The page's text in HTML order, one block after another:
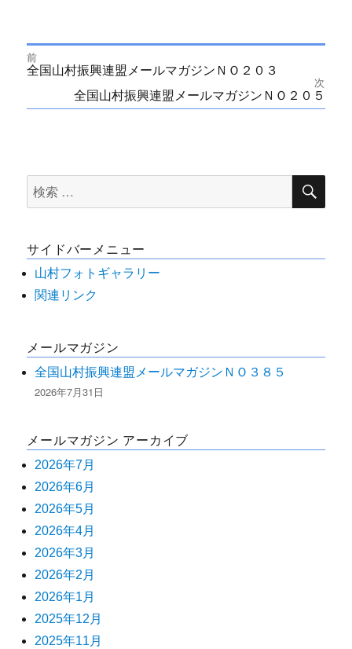
投
稿
ゲ
シ
ョ
前
Previous
post:
全国山村振興連盟メールマガジンＮＯ２０３
次
post:
全国山村振興連盟メールマガジンＮＯ２０５
検
索
象:
検
サイドバーメニュー
山村フォトギャラリー
関連リンク
メールマガジン
全国山村振興連盟メールマガジンＮＯ３８５
2026年7月31日
メールマガジン アーカイブ
2026年7月
2026年6月
2026年5月
2026年4月
2026年3月
2026年2月
2026年1月
2025年12月
2025年11月